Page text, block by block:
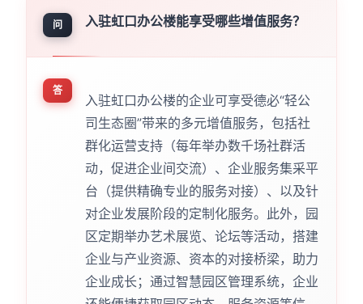
问 入驻虹口办公楼能享受哪些增值服务？
答
入驻虹口办公楼的企业可享受德必“轻公
司生态圈”带来的多元增值服务，包括社
群化运营支持（每年举办数千场社群活
动，促进企业间交流）、企业服务集采平
台（提供精确专业的服务对接）、以及针
对企业发展阶段的定制化服务。此外，园
区定期举办艺术展览、论坛等活动，搭建
企业与产业资源、资本的对接桥梁，助力
企业成长；通过智慧园区管理系统，企业